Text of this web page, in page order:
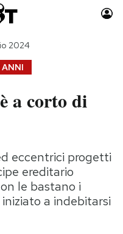
Moda
Storie/Idee
Ok Boomer!
Media
Europa
ANNI
2024
a corto di
eccentrici progetti
ereditario
le bastano i
a indebitarsi